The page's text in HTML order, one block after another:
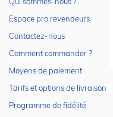
Espace pro revendeurs
Contactez-nous
Comment commander ?
Moyens de paiement
Tarifs et options de livraison
Programme de fidélité